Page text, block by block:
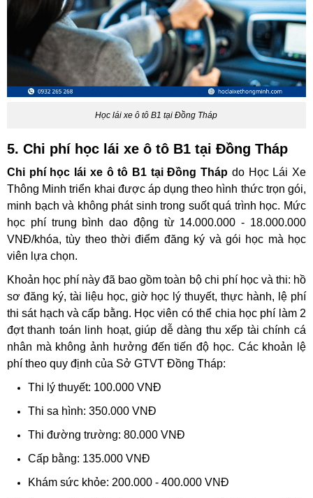
Học lái xe ô tô B1 tại Đồng Tháp
5. Chi phí học lái xe ô tô B1 tại Đồng Tháp
Chi phí học lái xe ô tô B1 tại Đồng Tháp do Học Lái Xe
Thông Minh triển khai được áp dụng theo hình thức trọn gói,
minh bạch và không phát sinh trong suốt quá trình học. Mức
học phí trung bình dao động từ 14.000.000 - 18.000.000
VNĐ/khóa, tùy theo thời điểm đăng ký và gói học mà học
viên lựa chọn.
Khoản học phí này đã bao gồm toàn bộ chi phí học và thi: hồ
sơ đăng ký, tài liệu học, giờ học lý thuyết, thực hành, lệ phí
thi sát hạch và cấp bằng. Học viên có thể chia học phí làm 2
đợt thanh toán linh hoạt, giúp dễ dàng thu xếp tài chính cá
nhân mà không ảnh hưởng đến tiến độ học. Các khoản lệ
phí theo quy định của Sở GTVT Đồng Tháp:
Thi lý thuyết: 100.000 VNĐ
Thi sa hình: 350.000 VNĐ
Thi đường trường: 80.000 VNĐ
Cấp bằng: 135.000 VNĐ
Khám sức khỏe: 200.000 - 400.000 VNĐ